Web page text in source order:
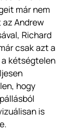
már nem
Andrew
Richard
csak azt a
kétségtelen
hogy
is